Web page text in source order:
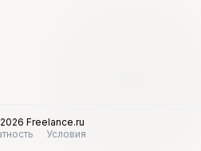
Freelance.ru
Условия